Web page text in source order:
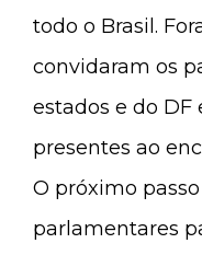
todo o Brasil.
convidaram os
estados e do
presentes ao
O próximo
parlamentares